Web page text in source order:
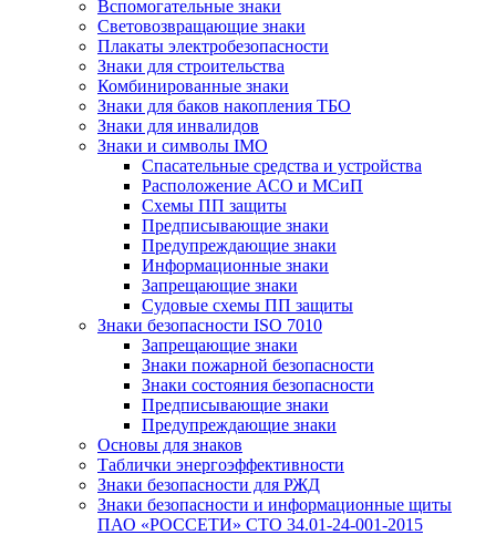
Вспомогательные знаки
Световозвращающие знаки
Плакаты электробезопасности
Знаки для строительства
Комбинированные знаки
Знаки для баков накопления ТБО
Знаки для инвалидов
Знаки и символы IMO
Спасательные средства и устройства
Расположение АСО и МСиП
Схемы ПП защиты
Предписывающие знаки
Предупреждающие знаки
Информационные знаки
Запрещающие знаки
Судовые схемы ПП защиты
Знаки безопасности ISO 7010
Запрещающие знаки
Знаки пожарной безопасности
Знаки состояния безопасности
Предписывающие знаки
Предупреждающие знаки
Основы для знаков
Таблички энергоэффективности
Знаки безопасности для РЖД
Знаки безопасности и информационные щиты
ПАО «РОССЕТИ» СТО 34.01-24-001-2015